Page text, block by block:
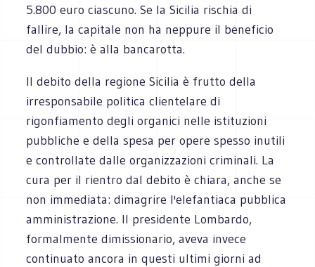
5.800 euro ciascuno. Se la Sicilia rischia di
fallire, la capitale non ha neppure il beneficio
del dubbio: è alla bancarotta.
Il debito della regione Sicilia è frutto della
irresponsabile politica clientelare di
rigonfiamento degli organici nelle istituzioni
pubbliche e della spesa per opere spesso inutili
e controllate dalle organizzazioni criminali. La
cura per il rientro dal debito è chiara, anche se
non immediata: dimagrire l'elefantiaca pubblica
amministrazione. Il presidente Lombardo,
formalmente dimissionario, aveva invece
continuato ancora in questi ultimi giorni ad